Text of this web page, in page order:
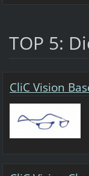
TOP 5:
CliC Vision